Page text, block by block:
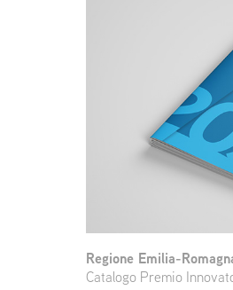
Regione Emilia-
Catalogo Premio